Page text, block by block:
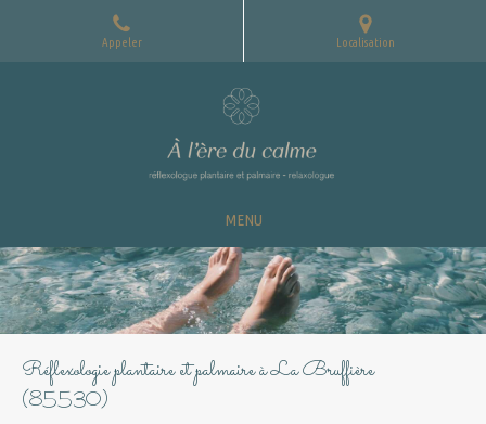
Appeler Localisation
MENU
Réflexologie plantaire et palmaire à La Bruffière
(85530)